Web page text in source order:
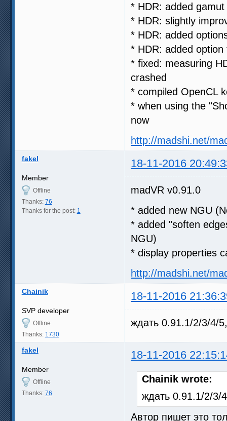
* HDR: added
* HDR: slightly
* HDR: added
* HDR: added
* fixed: measuring
crashed
* compiled OpenCL
* when using the
now
http://madshi.net/
fakel 18-11-2016
Member
Offline
Thanks: 76
Thanks for the post: 1
madVR v0.91.0
* added new NGU
* added "soften
NGU)
* display properties
http://madshi.net/
Chainik 18-11-2016
SVP developer
Offline
Thanks: 1730
ждать 0.91.1/2/3/4/
fakel 18-11-2016
Member
Offline
Thanks: 76
Chainik wrote:
ждать 0.91.1/2/3/
Автор пишет это